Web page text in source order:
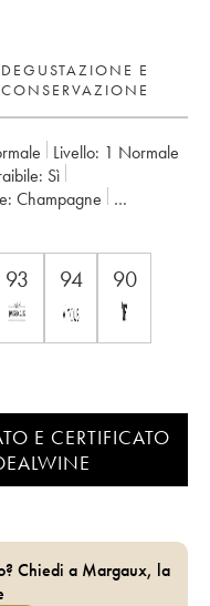
DEGUSTAZIONE E
CONSERVAZIONE
Livello: 1 Normale
sì
Champagne
93 94 90
E CERTIFICATO
Chiedi a Margaux, la